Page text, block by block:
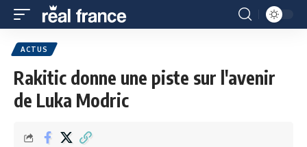
ACTUS
Rakitic donne une piste sur l'avenir
de Luka Modric